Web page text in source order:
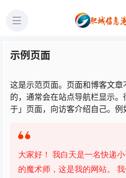
示例页面
这是示范页面。页面和博客文
的，通常会在站点导航栏显示
于」页面，向访客介绍自己。例
大家好！ 我白天是一名快递
的魔术师，这是我的网站。